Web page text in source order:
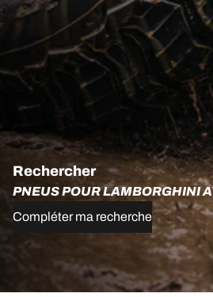
Rechercher
PNEUS POUR LAMBORGHINI
Compléter ma recherche